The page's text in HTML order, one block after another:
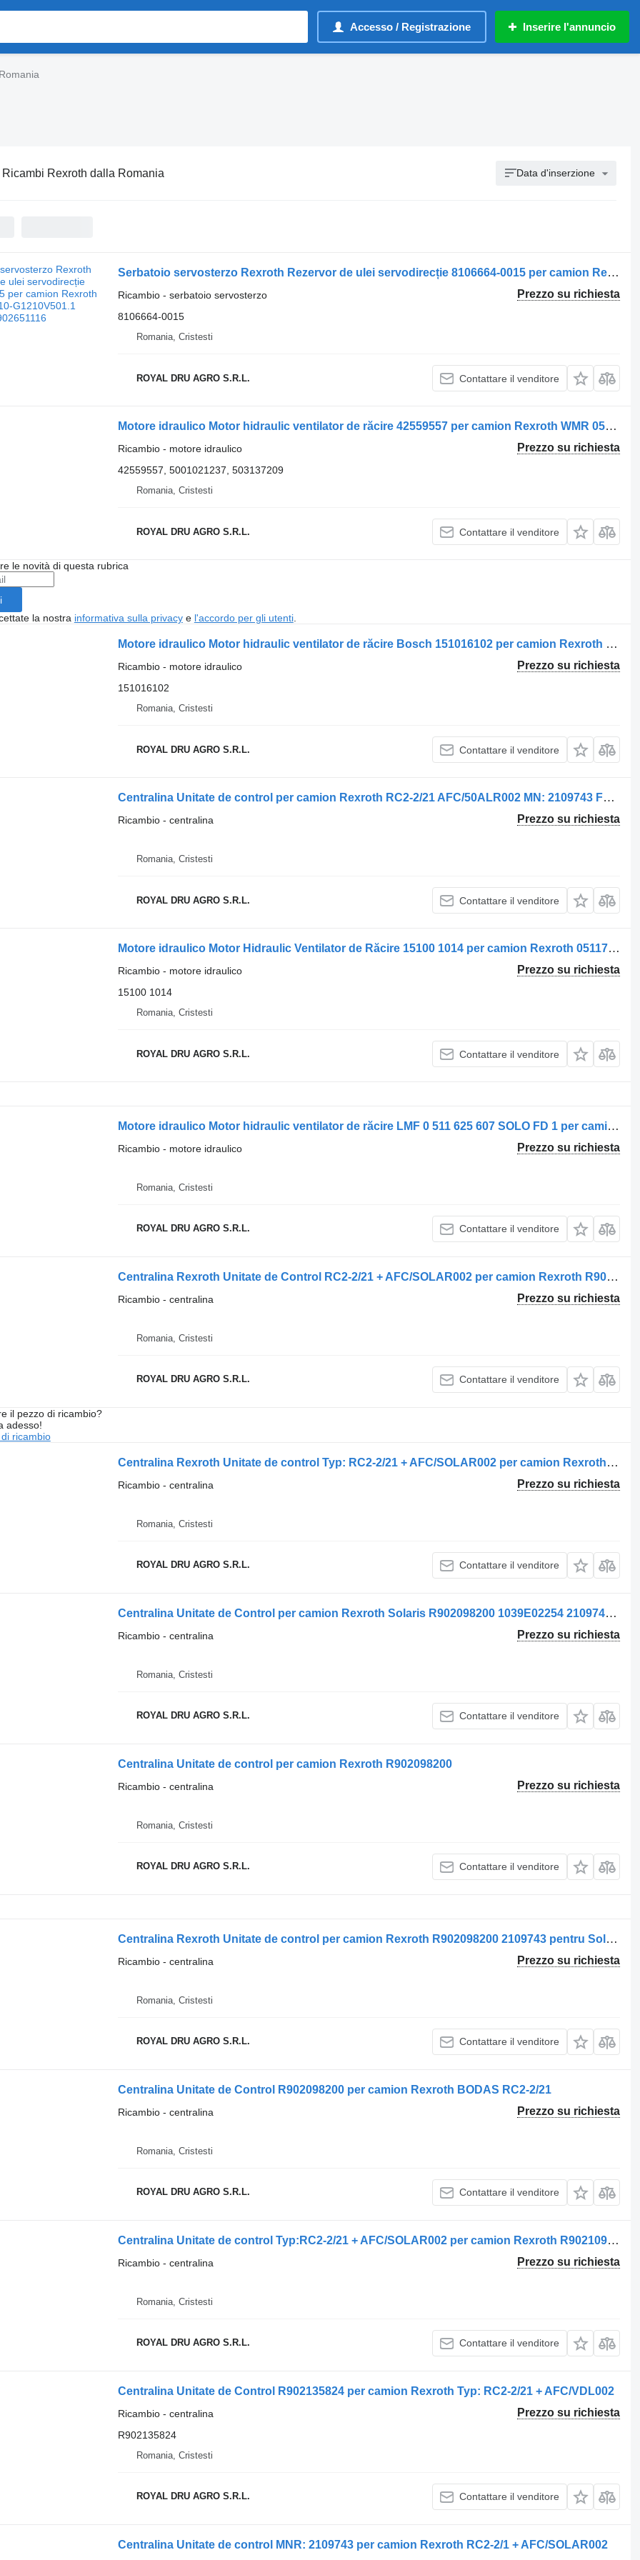
Accesso / Registrazione Inserire l'annuncio
Ricambi Rexroth dalla Romania Data d'inserzione
Serbatoio servosterzo Rexroth Rezervor de ulei servodirecție 8106664-0015 per camion Rexroth TMP07010-G1210V501.1 R902651116
Prezzo su richiesta
Ricambio - serbatoio servosterzo
8106664-0015
Romania, Cristesti
ROYAL DRU AGRO S.R.L. Contattare il venditore
Motore idraulico Motor hidraulic ventilator de răcire 42559557 per camion Rexroth WMR 0511625107
Prezzo su richiesta
Ricambio - motore idraulico
42559557, 5001021237, 503137209
Romania, Cristesti
ROYAL DRU AGRO S.R.L. Contattare il venditore
le novità di questa rubrica
la nostra informativa sulla privacye l'accordo per gli utenti.
Motore idraulico Motor hidraulic ventilator de răcire Bosch 151016102 per camion Rexroth VDL 0511725605 AZMN 22-022UCB20PX S0077-15
Prezzo su richiesta
Ricambio - motore idraulico
151016102
Romania, Cristesti
ROYAL DRU AGRO S.R.L. Contattare il venditore
Centralina Unitate de control per camion Rexroth RC2-2/21 AFC/50ALR002 MN: 2109743 FD: 10W09
Prezzo su richiesta
Ricambio - centralina
Romania, Cristesti
ROYAL DRU AGRO S.R.L. Contattare il venditore
Motore idraulico Motor Hidraulic Ventilator de Răcire 15100 1014 per camion Rexroth 0511725605 AZMN-22-022UCB20PX-S0077-14
Prezzo su richiesta
Ricambio - motore idraulico
15100 1014
Romania, Cristesti
ROYAL DRU AGRO S.R.L. Contattare il venditore
Motore idraulico Motor hidraulic ventilator de răcire LMF 0 511 625 607 SOLO FD 1 per camion Rexroth LMP 0511625 607
Prezzo su richiesta
Ricambio - motore idraulico
Romania, Cristesti
ROYAL DRU AGRO S.R.L. Contattare il venditore
Centralina Rexroth Unitate de Control RC2-2/21 + AFC/SOLAR002 per camion Rexroth R902109743
Prezzo su richiesta
Ricambio - centralina
Romania, Cristesti
ROYAL DRU AGRO S.R.L. Contattare il venditore
il pezzo di ricambio?
adesso!
ricambio
Centralina Rexroth Unitate de control Typ: RC2-2/21 + AFC/SOLAR002 per camion Rexroth R902109743
Prezzo su richiesta
Ricambio - centralina
Romania, Cristesti
ROYAL DRU AGRO S.R.L. Contattare il venditore
Centralina Unitate de Control per camion Rexroth Solaris R902098200 1039E02254 2109743 0126-036-070 0126036070 18
Prezzo su richiesta
Ricambio - centralina
Romania, Cristesti
ROYAL DRU AGRO S.R.L. Contattare il venditore
Centralina Unitate de control per camion Rexroth R902098200
Prezzo su richiesta
Ricambio - centralina
Romania, Cristesti
ROYAL DRU AGRO S.R.L. Contattare il venditore
Centralina Rexroth Unitate de control per camion Rexroth R902098200 2109743 pentru Solaris
Prezzo su richiesta
Ricambio - centralina
Romania, Cristesti
ROYAL DRU AGRO S.R.L. Contattare il venditore
Centralina Unitate de Control R902098200 per camion Rexroth BODAS RC2-2/21
Prezzo su richiesta
Ricambio - centralina
Romania, Cristesti
ROYAL DRU AGRO S.R.L. Contattare il venditore
Centralina Unitate de control Typ:RC2-2/21 + AFC/SOLAR002 per camion Rexroth R902109743
Prezzo su richiesta
Ricambio - centralina
Romania, Cristesti
ROYAL DRU AGRO S.R.L. Contattare il venditore
Centralina Unitate de Control R902135824 per camion Rexroth Typ: RC2-2/21 + AFC/VDL002
Prezzo su richiesta
Ricambio - centralina
R902135824
Romania, Cristesti
ROYAL DRU AGRO S.R.L. Contattare il venditore
Centralina Unitate de control MNR: 2109743 per camion Rexroth RC2-2/1 + AFC/SOLAR002